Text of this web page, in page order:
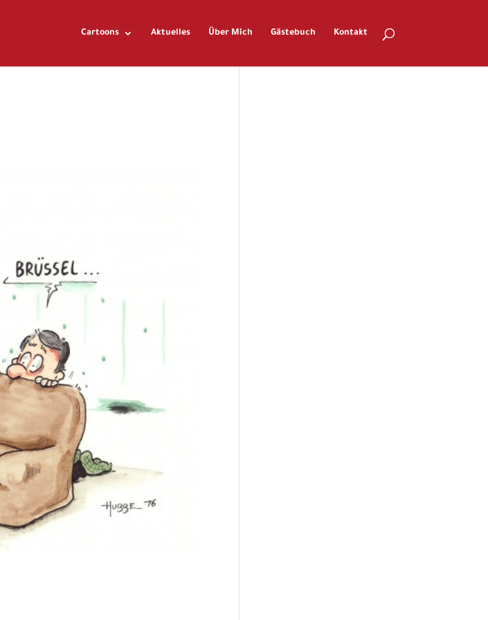
Cartoons Aktuelles Über Mich Gästebuch Kontakt